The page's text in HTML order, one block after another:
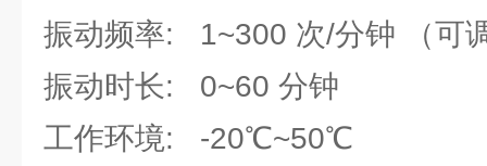
振动频率: 1~300 次/分钟 （可
振动时长: 0~60 分钟
工作环境: -20℃~50℃